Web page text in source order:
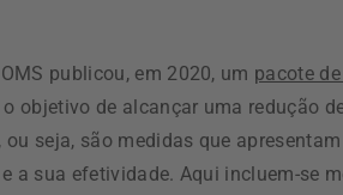
publicou, em 2020, um pacote
objetivo de alcançar uma redução
seja, são medidas que
a sua efetividade. Aqui incluem-se